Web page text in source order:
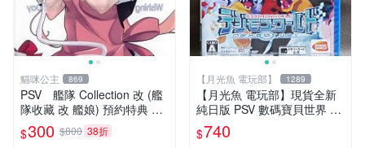
貓咪公主 869
PSV 艦隊 Collection 改 (艦
隊收藏 改 艦娘) 預約特典 特
製資料夾 (不含PSV遊戲片)
全新品
$300 $800 38折
【月光魚 電玩部】 1289
【月光魚 電玩部】現貨全新
純日版 PSV 數碼寶貝世界 ne
xt 0rder 日版日文
$740